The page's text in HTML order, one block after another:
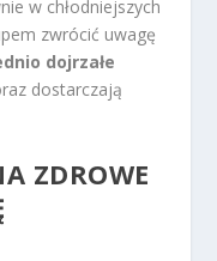
w chłodniejszych
zwrócić uwagę
dojrzałe
dostarczają
ZDROWE